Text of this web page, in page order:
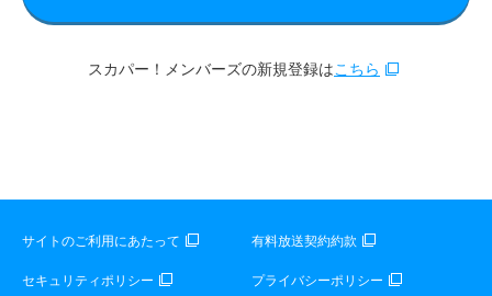
スカパー！メンバーズの新規登録はこちら
サイトのご利用にあたって 有料放送契約約款
セキュリティポリシー プライバシーポリシー